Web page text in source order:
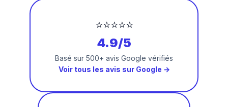
⭐⭐⭐⭐⭐
4.9/5
Basé sur 500+ avis Google vérifiés
Voir tous les avis sur Google →